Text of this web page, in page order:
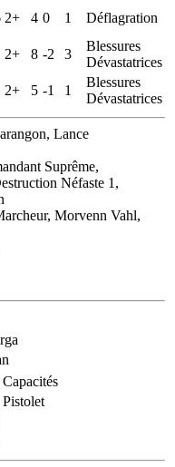
2+ 4 0 1
Déflagration
2+ 8 -2 3
Blessures
Dévastatrices
2+ 5 -1 1
Blessures
Dévastatrices
Lance
Suprême,
Néfaste 1,
Morvenn Vahl,
Capacités
Pistolet